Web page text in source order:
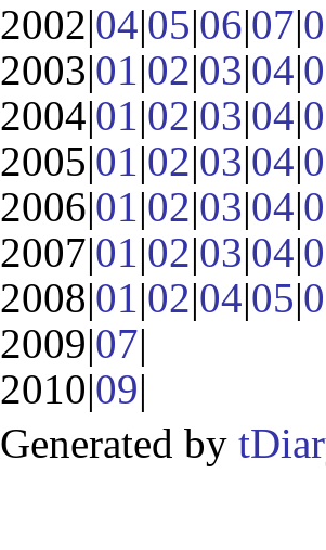
2002|04|05|06|07|
2003|01|02|03|04|
2004|01|02|03|04|
2005|01|02|03|04|
2006|01|02|03|04|
2007|01|02|03|04|
2008|01|02|04|05|
2009|07|
2010|09|
Generated by